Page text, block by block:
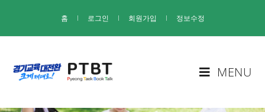
홈 I 로그인 I 회원가입 I 정보수정
MENU